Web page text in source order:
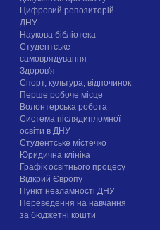
Цифровий репозиторій
ДНУ
Наукова бібліотека
Студентське
самоврядування
Здоров'я
Спорт, культура, відпочинок
Перше робоче місце
Волонтерська робота
Система післядипломної
освіти в ДНУ
Cтудентське містечко
Юридична клініка
Графік освітнього процесу
Відкрий Європу
Пункт незламності ДНУ
Переведення на навчання
за бюджетні кошти